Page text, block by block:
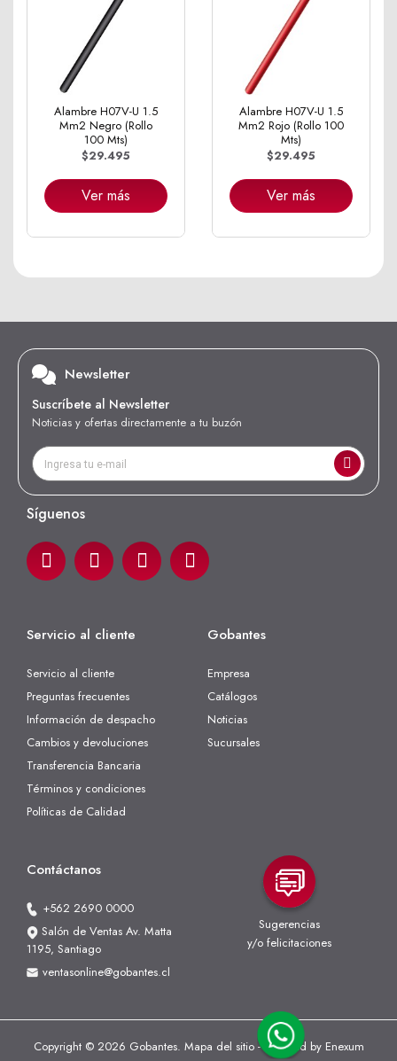
Alambre H07V-U 1.5
Mm2 Negro (Rollo
100 Mts)
$29.495
Ver más
Alambre H07V-U 1.5
Mm2 Rojo (Rollo 100
Mts)
$29.495
Ver más
Newsletter
Suscríbete al Newsletter
Noticias y ofertas directamente a tu buzón
Síguenos
Servicio al cliente
Servicio al cliente
Preguntas frecuentes
Información de despacho
Cambios y devoluciones
Transferencia Bancaria
Términos y condiciones
Políticas de Calidad
Gobantes
Empresa
Catálogos
Noticias
Sucursales
Contáctanos
+562 2690 0000
Salón de Ventas Av. Matta
1195, Santiago
ventasonline@gobantes.cl
Sugerencias
y/o felicitaciones
Copyright © 2026 Gobantes. Mapa del sitio- Powered by Enexum